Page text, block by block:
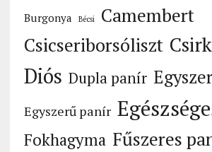
Burgonya Bécsi
Camembert
Csicseriborsóliszt
Diós Dupla panír
Egyszerű panír
Fokhagyma Fűszeres